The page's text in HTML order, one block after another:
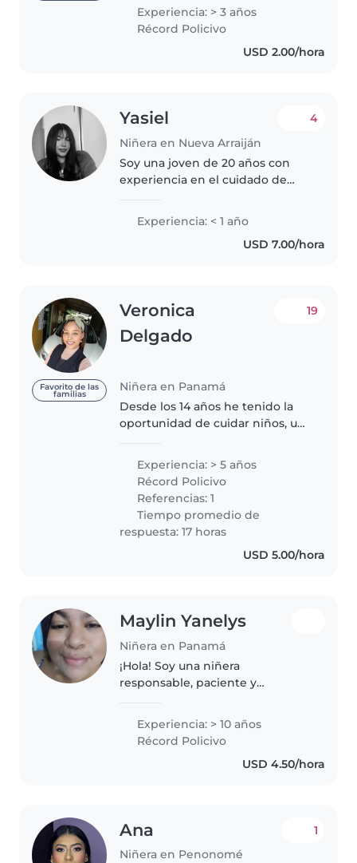
y acompañar a los niños y
disfruto compartir tiempo con
ellos, jugar, escucharles y
Experiencia: > 3 años
Récord Policivo
USD 2.00/hora
Yasiel
Niñera en Nueva Arraiján
4
Soy una joven de 20 años con
experiencia en el cuidado de
bebés hasta adolescentes. Soy
responsable, paciente y
bondadosa. Aunque no tengo
Experiencia: < 1 año
USD 7.00/hora
Favorito de las
familias
Veronica
Delgado
Niñera en Panamá
19
Desde los 14 años he tenido la
oportunidad de cuidar niños, una
una profunda vocación por el
trabajo con la infancia,
especialmente con bebés. Esta
pasión..
Experiencia: > 5 años
Récord Policivo
Referencias: 1
Tiempo promedio de
respuesta: 17 horas
USD 5.00/hora
Maylin Yanelys
Niñera en Panamá
¡Hola! Soy una niñera
responsable, paciente y
de todas las edades. Me encanta
dibujar, leer cuentos, hacer
Experiencia: > 10 años
Récord Policivo
USD 4.50/hora
Ana
Niñera en Penonomé
1